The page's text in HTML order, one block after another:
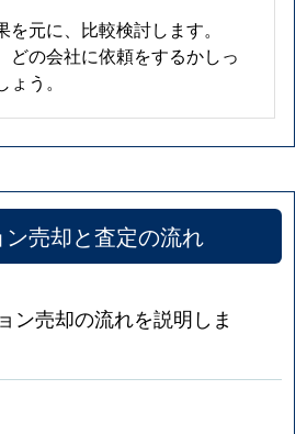
元に、比較検討します。
どの会社に依頼をするかしっ
う。
売却と査定の流れ
ン売却の流れを説明しま